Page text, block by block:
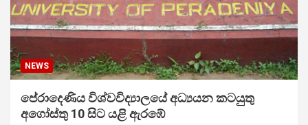
NEWS
පේරාදෙණිය විශ්වවිද්‍යාලයේ අධ්‍යයන කටයුතු
අගෝස්තු 10 සිට යළි ඇරඹේ